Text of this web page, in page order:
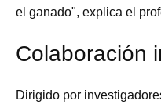
el ganado", explica el
Colaboración
Dirigido por